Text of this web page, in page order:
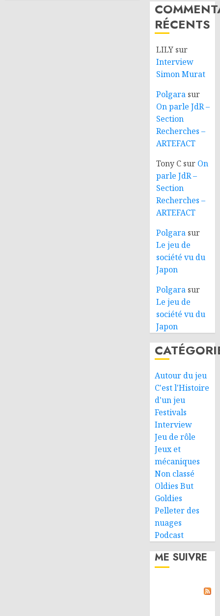
RÉCENTS
LILY sur
Interview
Simon Murat
Polgara sur
On parle JdR –
Section
Recherches –
ARTEFACT
Tony C sur On
parle JdR –
Section
Recherches –
ARTEFACT
Polgara sur
Le jeu de
société vu du
Japon
Polgara sur
Le jeu de
société vu du
Japon
Autour du jeu
C'est l'Histoire
d'un jeu
Festivals
Interview
Jeu de rôle
Jeux et
mécaniques
Non classé
Oldies But
Goldies
Pelleter des
nuages
Podcast
ME SUIVRE